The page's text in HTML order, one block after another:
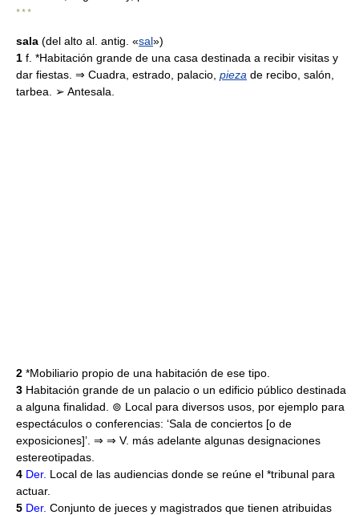
* * *
sala (del alto al. antig. «sal»)
1 f. *Habitación grande de una casa destinada a recibir visitas y
dar fiestas. ⇒ Cuadra, estrado, palacio, pieza de recibo, salón,
tarbea. ➢ Antesala.
2 *Mobiliario propio de una habitación de ese tipo.
3 Habitación grande de un palacio o un edificio público destinada
a alguna finalidad. ⊚ Local para diversos usos, por ejemplo para
espectáculos o conferencias: ‘Sala de conciertos [o de
exposiciones]’. ⇒ ⇒ V. más adelante algunas designaciones
estereotipadas.
4 Der. Local de las audiencias donde se reúne el *tribunal para
actuar.
5 Der. Conjunto de jueces y magistrados que tienen atribuidas